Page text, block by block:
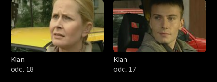
Klan
odc. 18
Klan
odc. 17